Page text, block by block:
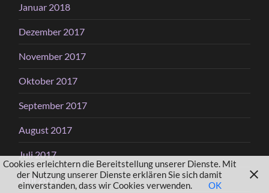
Januar 2018
Dezember 2017
November 2017
Oktober 2017
September 2017
August 2017
Juli 2017
Juni 2017
Cookies erleichtern die Bereitstellung unserer Dienste. Mit
der Nutzung unserer Dienste erklären Sie sich damit
einverstanden, dass wir Cookies verwenden.
OK